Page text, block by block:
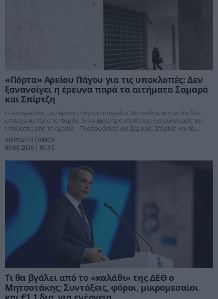
«Πόρτα» Αρείου Πάγου για τις υποκλοπές: Δεν
ξανανοίγει η έρευνα παρά τα αιτήματα Σαμαρά
και Σπίρτζη
Ο εισαγγελέας του Αρείου Πάγου Ευάγγελος Μπακέλας έκρινε ότι δεν
υπάρχουν, προς το παρόν, οι νομικές προϋποθέσεις για ανάσυρση της
υπόθεσης από το αρχείο – Τι αποφάσισε για Σαμαρά, Σπίρτζη και τα
αιτήματα θυμάτων του Predator και γιατί η πολύκροτη υπόθεση
παραμένει πολιτικά «ζωντανή»
ΑΦΡΟΔΙΤΗ ΠΑΝΟΥ
08.08.2026 | 00:15
Τι θα βγάλει από το «καλάθι» της ΔΕΘ ο
Μητσοτάκης; Συντάξεις, φόροι, μικρομεσαίοι